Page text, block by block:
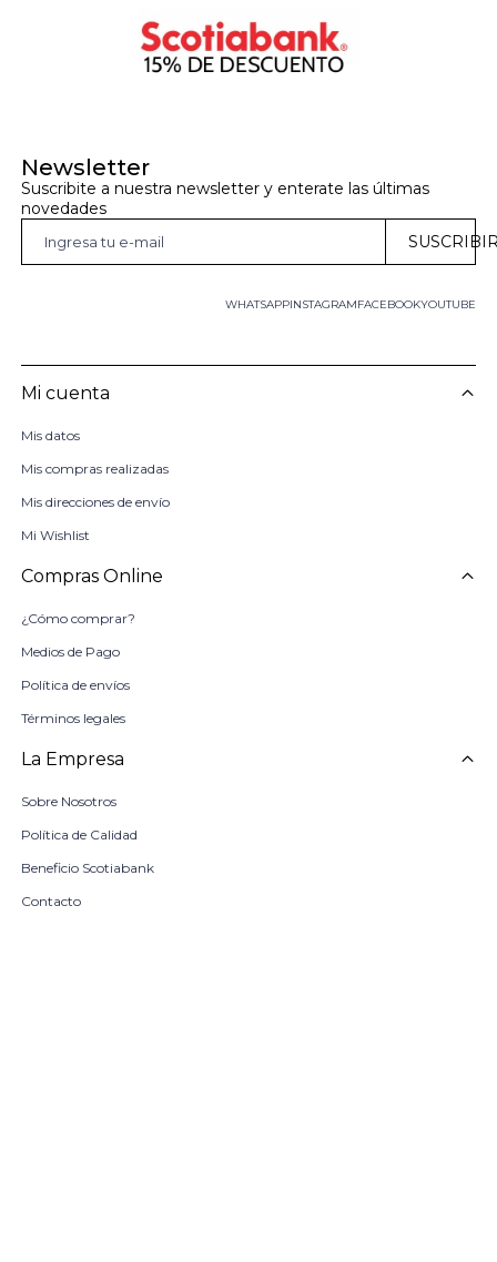
Newsletter
Suscribite a nuestra newsletter y enterate las últimas
novedades
WHATSAPP FACEBOOKYOUTUBE
INSTAGRAM
Mi cuenta
Mis datos
Mis compras realizadas
Mis direcciones de envío
Mi Wishlist
Compras Online
¿Cómo comprar?
Medios de Pago
Política de envíos
Términos legales
La Empresa
Sobre Nosotros
Política de Calidad
Beneficio Scotiabank
Contacto